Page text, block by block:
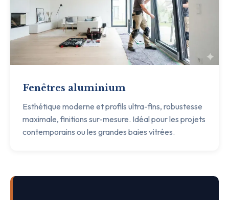
Fenêtres aluminium
Esthétique moderne et profils ultra-fins, robustesse
maximale, finitions sur-mesure. Idéal pour les projets
contemporains ou les grandes baies vitrées.